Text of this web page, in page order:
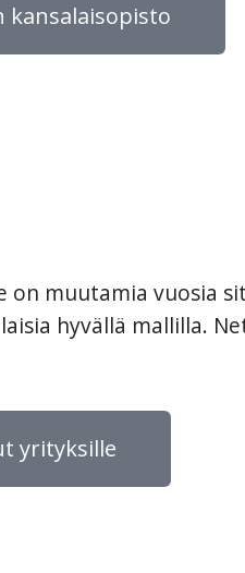
kansalaisopisto
on muutamia vuosia
hyvällä mallilla.
yrityksille